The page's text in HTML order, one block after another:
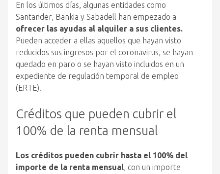
En los últimos días, algunas entidades como
Santander, Bankia y Sabadell han empezado a
ofrecer las ayudas al alquiler a sus clientes.
Pueden acceder a ellas aquellos que hayan visto
reducidos sus ingresos por el coronavirus, se hayan
quedado en paro o se hayan visto incluidos en un
expediente de regulación temporal de empleo
(ERTE).
Créditos que pueden cubrir el
100% de la renta mensual
Los créditos pueden cubrir hasta el 100% del
importe de la renta mensual, con un importe